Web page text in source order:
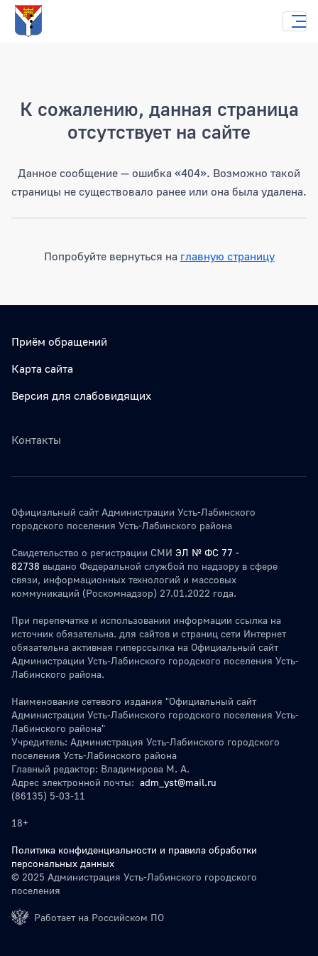
К сожалению, данная страница
отсутствует на сайте
Данное сообщение — ошибка «404». Возможно такой
страницы не существовало ранее или она была удалена.
Попробуйте вернуться на главную страницу
Приём обращений
Карта сайта
Версия для слабовидящих
Контакты
Официальный сайт Администрации Усть-Лабинского
городского поселения Усть-Лабинского района
Свидетельство о регистрации СМИ ЭЛ № ФС 77 -
82738 выдано Федеральной службой по надзору в сфере
связи, информационных технологий и массовых
коммуникаций (Роскомнадзор) 27.01.2022 года.
При перепечатке и использовании информации ссылка на
источник обязательна. для сайтов и страниц сети Интернет
обязательна активная гиперссылка на Официальный сайт
Администрации Усть-Лабинского городского поселения Усть-
Лабинского района.
Наименование сетевого издания "Официальный сайт
Администрации Усть-Лабинского городского поселения Усть-
Лабинского района"
Учредитель: Администрация Усть-Лабинского городского
поселения Усть-Лабинского района
Главный редактор: Владимирова М. А.
Адрес электронной почты: adm_yst@mail.ru
(86135) 5-03-11
18+
Политика конфиденциальности и правила обработки
персональных данных
© 2025 Администрация Усть-Лабинского городского
поселения
Работает на Российском ПО